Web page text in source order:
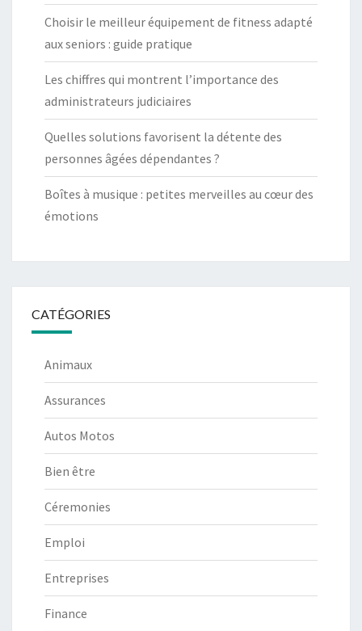
Choisir le meilleur équipement de fitness adapté
aux seniors : guide pratique
Les chiffres qui montrent l’importance des
administrateurs judiciaires
Quelles solutions favorisent la détente des
personnes âgées dépendantes ?
Boîtes à musique : petites merveilles au cœur des
émotions
CATÉGORIES
Animaux
Assurances
Autos Motos
Bien être
Céremonies
Emploi
Entreprises
Finance